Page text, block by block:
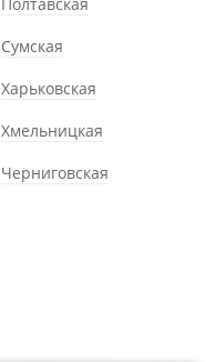
Сумская
Харьковская
Хмельницкая
Черниговская